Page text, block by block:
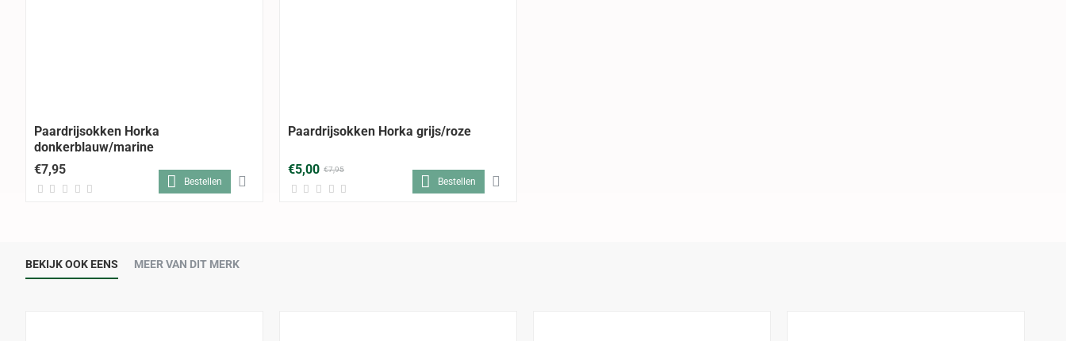
Paardrijsokken Horka
donkerblauw/marine
€7,95
Bestellen
Paardrijsokken Horka grijs/roze
€5,00 €7,95
Bestellen
BEKIJK OOK EENS MEER VAN DIT MERK